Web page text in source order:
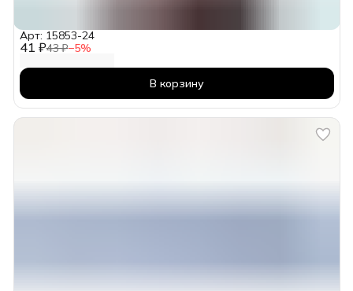
41 ₽43 ₽−5%
Арт: 15853-24
В корзину